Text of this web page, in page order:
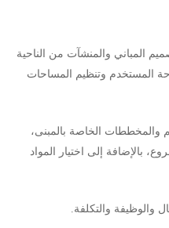
المباني والمنشآت من الناحية
المستخدم وتنظيم المساحات
والمخططات الخاصة بالمبنى،
بالإضافة إلى اختيار المواد
والوظيفة والتكلفة.